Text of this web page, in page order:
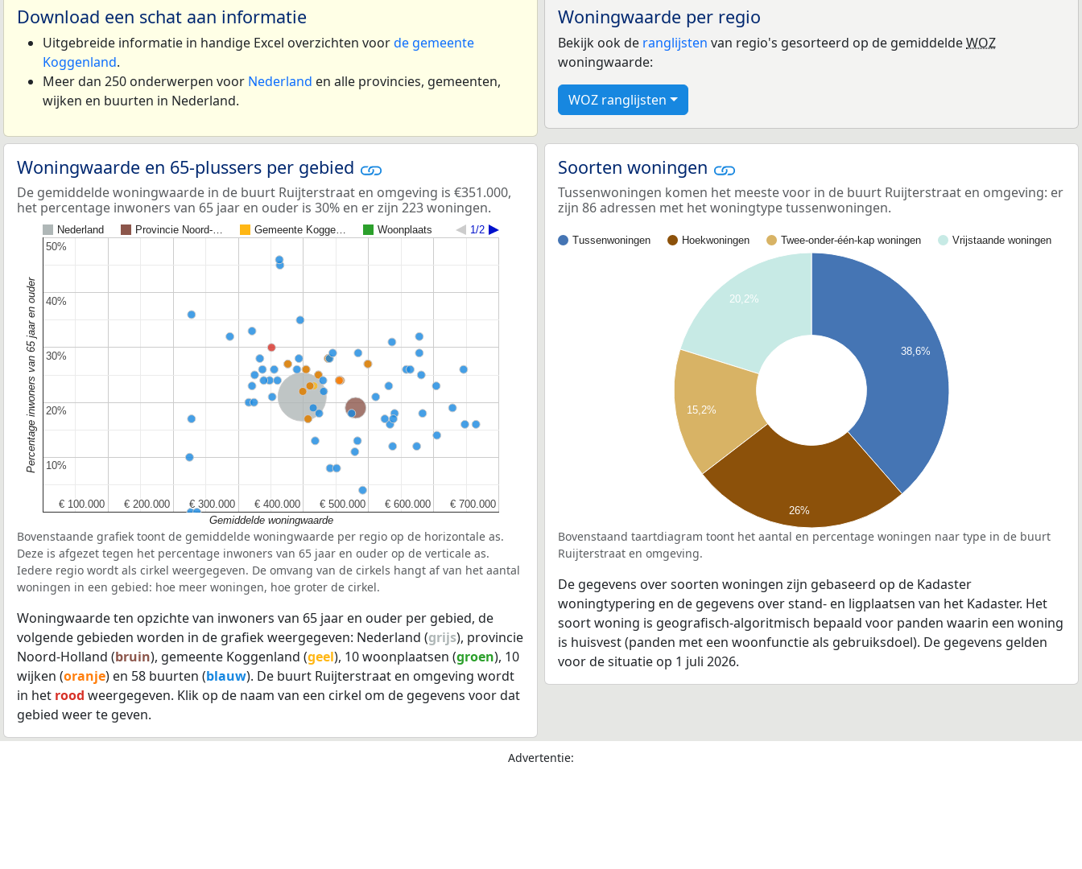
Download een schat aan informatie
Uitgebreide informatie in handige Excel overzichten voorde gemeente
Koggenland.
Meer dan 250 onderwerpen voor Nederland en alle provincies, gemeenten,
wijken en buurten in Nederland.
Woningwaarde per regio
Bekijk ook de ranglijsten van regio's gesorteerd op de gemiddeldeWOZ
woningwaarde:
WOZ ranglijsten
Woningwaarde en 65-plussers per gebied
De gemiddelde woningwaarde in de buurt Ruijterstraat en omgeving is €351.000,
het percentage inwoners van 65 jaar en ouder is 30% en er zijn 223 woningen.
Nederland Provincie Noord-… Gemeente Kogge… Woonplaats 1/2
Nederland
Provincie Noord-Holland
€ 100.000
€ 100.000 € 200.000
€ 200.000 € 300.000
€ 300.000 € 400.000
€ 400.000 € 500.000
€ 500.000 € 600.000
€ 600.000 € 700.000
€ 700.000
10%
10%
20%
20%
30%
30%
40%
40%
50%
50%
Gemiddelde woningwaarde
Percentage inwoners van 65 jaar en ouder
Bovenstaande grafiek toont de gemiddelde woningwaarde per regio op de horizontale as.
Deze is afgezet tegen het percentage inwoners van 65 jaar en ouder op de verticale as.
Iedere regio wordt als cirkel weergegeven. De omvang van de cirkels hangt af van het aantal
woningen in een gebied: hoe meer woningen, hoe groter de cirkel.
Woningwaarde ten opzichte van inwoners van 65 jaar en ouder per gebied, de
volgende gebieden worden in de grafiek weergegeven: Nederland (grijs), provincie
Noord-Holland (bruin), gemeente Koggenland (geel), 10 woonplaatsen (groen), 10
wijken (oranje) en 58 buurten (blauw). De buurt Ruijterstraat en omgeving wordt
in het rood weergegeven. Klik op de naam van een cirkel om de gegevens voor dat
gebied weer te geven.
Soorten woningen
Tussenwoningen komen het meeste voor in de buurt Ruijterstraat en omgeving: er
zijn 86 adressen met het woningtype tussenwoningen.
Tussenwoningen Hoekwoningen Twee-onder-één-kap woningen Vrijstaande woningen
38,6%
20,2%
15,2%
26%
Bovenstaand taartdiagram toont het aantal en percentage woningen naar type in de buurt
Ruijterstraat en omgeving.
De gegevens over soorten woningen zijn gebaseerd op de Kadaster
woningtypering en de gegevens over stand- en ligplaatsen van het Kadaster. Het
soort woning is geografisch-algoritmisch bepaald voor panden waarin een woning
is huisvest (panden met een woonfunctie als gebruiksdoel). De gegevens gelden
voor de situatie op 1 juli 2026.
Advertentie: